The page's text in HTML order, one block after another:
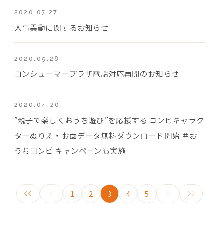
2020.07.27
人事異動に関するお知らせ
2020.05.28
コンシューマープラザ電話対応再開のお知らせ
2020.04.20
”親子で楽しくおうち遊び”を応援する コンビキャラク
ターぬりえ・お面データ無料ダウンロード開始 ＃お
うちコンビ キャンペーンも実施
1 2 3 4 5